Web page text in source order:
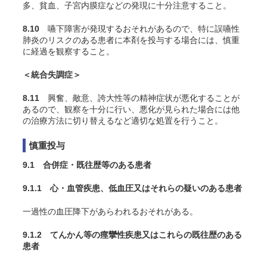
多、貧血、子宮内膜症などの発現に十分注意すること。
8.10 嚥下障害が発現するおそれがあるので、特に誤嚥性
肺炎のリスクのある患者に本剤を投与する場合には、慎重
に経過を観察すること。
＜統合失調症＞
8.11 興奮、敵意、誇大性等の精神症状が悪化することが
あるので、観察を十分に行い、悪化が見られた場合には他
の治療方法に切り替えるなど適切な処置を行うこと。
慎重投与
9.1 合併症・既往歴等のある患者
9.1.1 心・血管疾患、低血圧又はそれらの疑いのある患者
一過性の血圧降下があらわれるおそれがある。
9.1.2 てんかん等の痙攣性疾患又はこれらの既往歴のある
患者